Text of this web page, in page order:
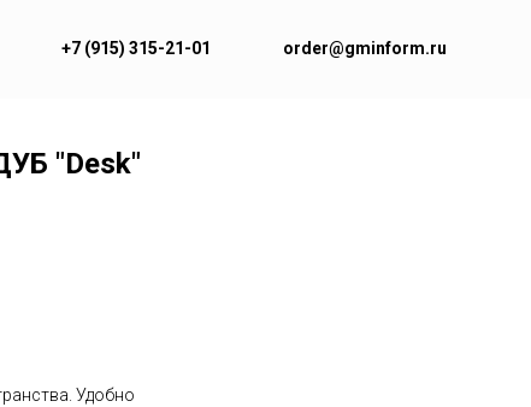
+7 (915) 315-21-01 order@gminform.ru
"Desk"
Удобно